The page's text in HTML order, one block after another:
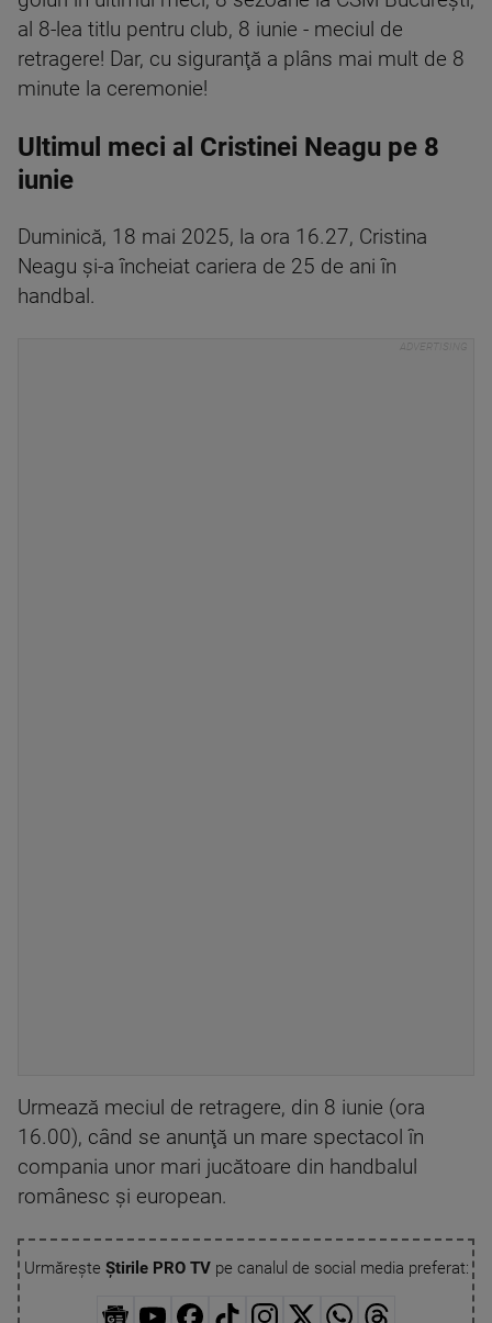
al 8-lea titlu pentru club, 8 iunie - meciul de
retragere! Dar, cu siguranţă a plâns mai mult de 8
minute la ceremonie!
Ultimul meci al Cristinei Neagu pe 8
iunie
Duminică, 18 mai 2025, la ora 16.27, Cristina
Neagu şi-a încheiat cariera de 25 de ani în
handbal.
Urmează meciul de retragere, din 8 iunie (ora
16.00), când se anunţă un mare spectacol în
compania unor mari jucătoare din handbalul
românesc şi european.
Urmărește Știrile PRO TVpe canalul de social media preferat: